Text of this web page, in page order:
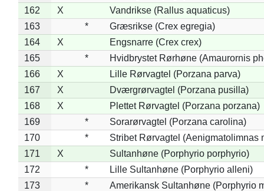
162
X
Vandrikse (Rallus aquaticus)
163
*
Græsrikse (Crex egregia)
164
X
Engsnarre (Crex crex)
165
*
Hvidbrystet Rørhøne (Amaurornis
166
X
Lille Rørvagtel (Porzana parva)
167
X
Dværgrørvagtel (Porzana pusilla)
168
X
Plettet Rørvagtel (Porzana porzana)
169
*
Sorarørvagtel (Porzana carolina)
170
*
Stribet Rørvagtel (Aenigmatolimnas
171
X
Sultanhøne (Porphyrio porphyrio)
172
*
Lille Sultanhøne (Porphyrio alleni)
173
*
Amerikansk Sultanhøne (Porphyrio